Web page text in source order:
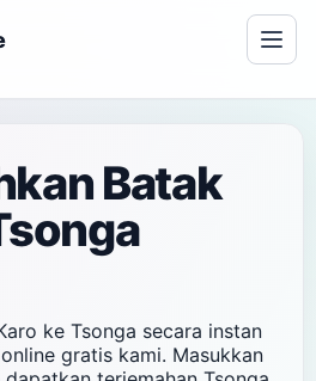
Batak
ke Tsonga secara instan
gratis kami. Masukkan